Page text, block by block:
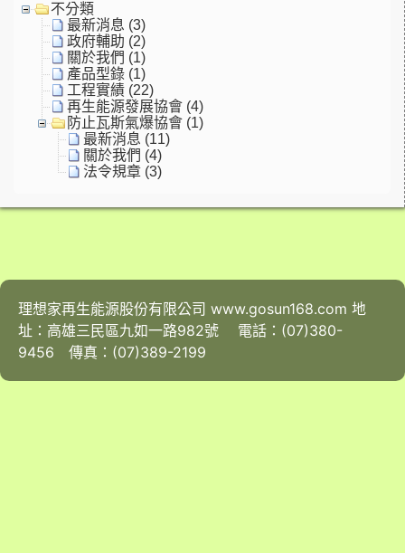
不分類
最新消息 (3)
政府輔助 (2)
關於我們 (1)
產品型錄 (1)
工程實績 (22)
再生能源發展協會 (4)
防止瓦斯氣爆協會 (1)
最新消息 (11)
關於我們 (4)
法令規章 (3)
理想家再生能源股份有限公司 www.gosun168.com 地
址：高雄三民區九如一路982號 電話：(07)380-
9456 傳真：(07)389-2199